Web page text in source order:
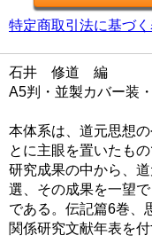
特定商取引法に基づ
石井 修道 編
A5判・並製カバー装
本体系は、道元思想
とに主眼を置いたも
研究成果の中から、
選、その成果を一望
である。伝記篇6巻、
関係研究文献年表を付